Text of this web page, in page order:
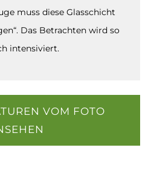
muss diese Glasschicht
Das Betrachten wird so
intensiviert.
VOM FOTO